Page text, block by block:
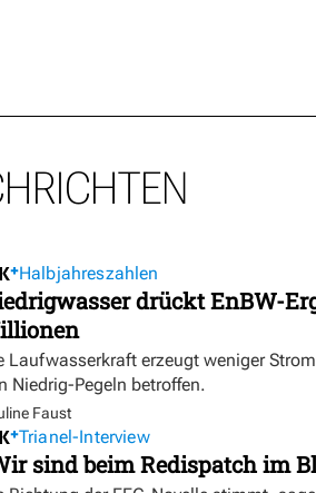
Halbjahreszahlen
drückt EnBW-
Laufwasserkraft erzeugt weniger
Niedrig-Pegeln betroffen.
Faust
Trianel-Interview
sind beim Redispatch im